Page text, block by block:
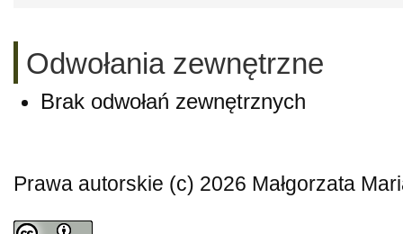
Odwołania zewnętrzne
Brak odwołań zewnętrznych
Prawa autorskie (c) 2026 Małgorzata